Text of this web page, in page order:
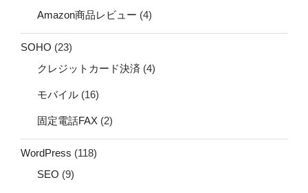
Amazon商品レビュー (4)
SOHO (23)
クレジットカード決済 (4)
モバイル (16)
固定電話FAX (2)
WordPress (118)
SEO (9)